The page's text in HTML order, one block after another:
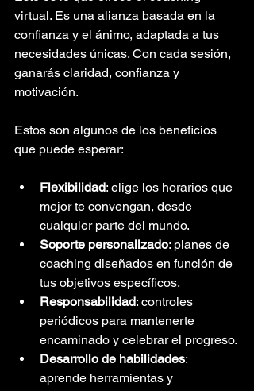
virtual. Es una alianza basada en la
confianza y el ánimo, adaptada a tus
necesidades únicas. Con cada sesión,
ganarás claridad, confianza y
motivación.
Estos son algunos de los beneficios
que puede esperar:
Flexibilidad: elige los horarios que
mejor te convengan, desde
cualquier parte del mundo.
Soporte personalizado: planes de
coaching diseñados en función de
tus objetivos específicos.
Responsabilidad: controles
periódicos para mantenerte
encaminado y celebrar el progreso.
Desarrollo de habilidades:
aprende herramientas y